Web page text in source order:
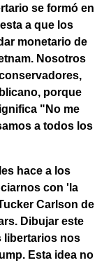
se formó en
a que los
monetario de
Nosotros
porque
"No me
a todos los
hace a los
con 'la
Carlson de
Dibujar este
libertarios nos
Esta idea no